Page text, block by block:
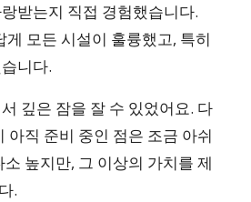
받는지 직접 경험했습니다.
모든 시설이 훌륭했고, 특히
니다.
깊은 잠을 잘 수 있었어요. 다
아직 준비 중인 점은 조금 아쉬
높지만, 그 이상의 가치를 제
.